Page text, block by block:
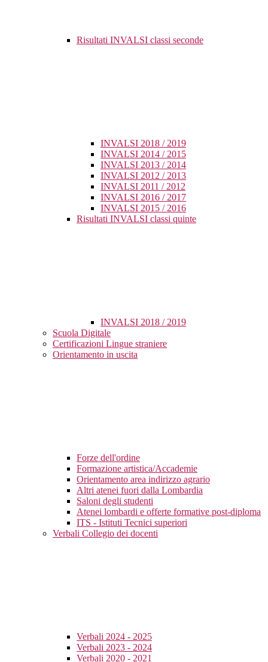
Risultati INVALSI classi seconde
INVALSI 2018 / 2019
INVALSI 2014 / 2015
INVALSI 2013 / 2014
INVALSI 2012 / 2013
INVALSI 2011 / 2012
INVALSI 2016 / 2017
INVALSI 2015 / 2016
Risultati INVALSI classi quinte
INVALSI 2018 / 2019
Scuola Digitale
Certificazioni Lingue straniere
Orientamento in uscita
Forze dell'ordine
Formazione artistica/Accademie
Orientamento area indirizzo agrario
Altri atenei fuori dalla Lombardia
Saloni degli studenti
Atenei lombardi e offerte formative post-diploma
ITS - Istituti Tecnici superiori
Verbali Collegio dei docenti
Verbali 2024 - 2025
Verbali 2023 - 2024
Verbali 2020 - 2021